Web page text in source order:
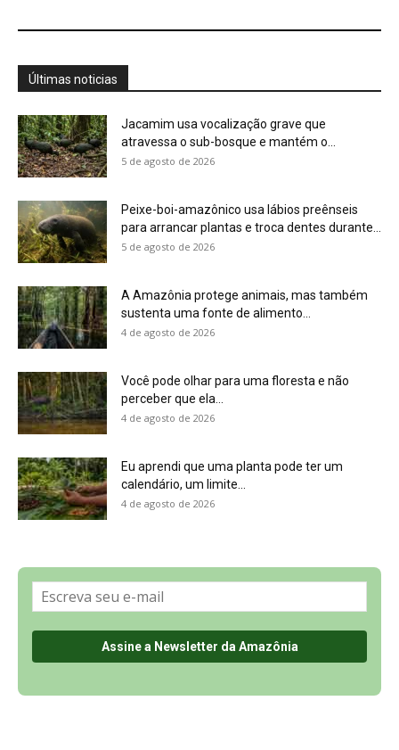
Você pode olhar para uma floresta e não
4 de agosto de 2026
4 de agosto de 2026
Política de Privacidade, LGPD e RGPD
Últimas Notícias
🌎 Español
©